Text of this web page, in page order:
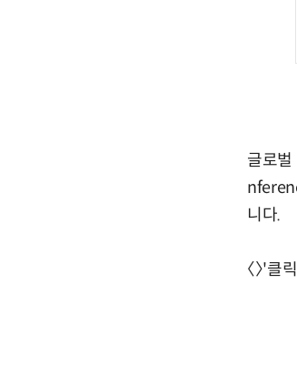
글로벌
니다.
〈〉'